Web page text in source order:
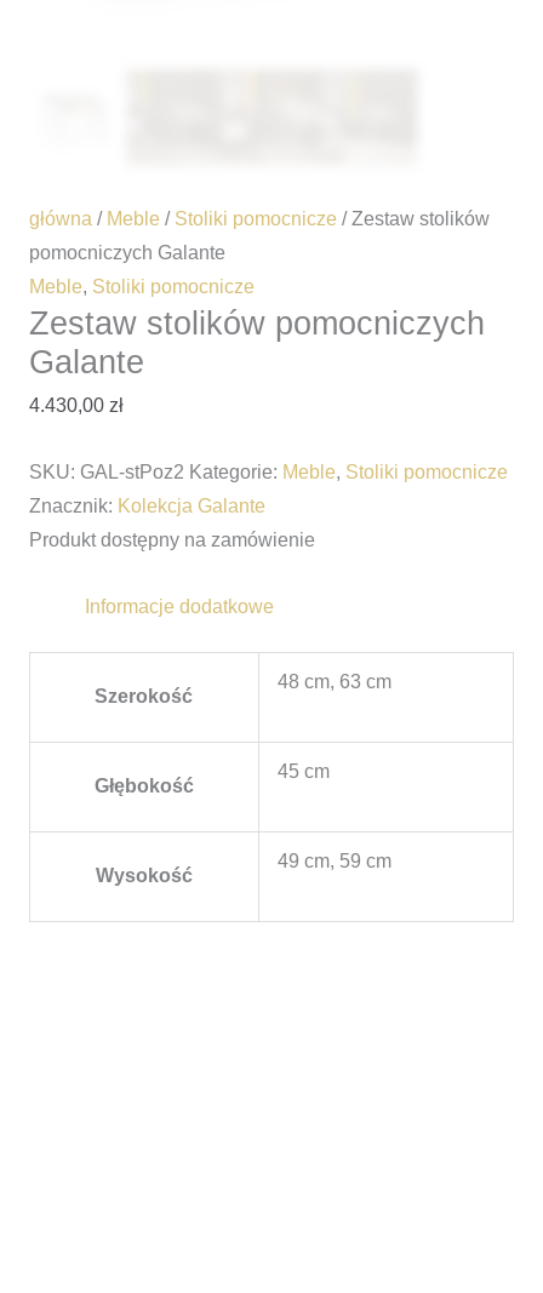
główna / Meble / Stoliki pomocnicze / Zestaw stolików
pomocniczych Galante
Meble, Stoliki pomocnicze
Zestaw stolików pomocniczych
Galante
4.430,00 zł
SKU: GAL-stPoz2 Kategorie: Meble, Stoliki pomocnicze
Znacznik: Kolekcja Galante
Produkt dostępny na zamówienie
Informacje dodatkowe
Szerokość
48 cm, 63 cm
Głębokość
45 cm
Wysokość
49 cm, 59 cm